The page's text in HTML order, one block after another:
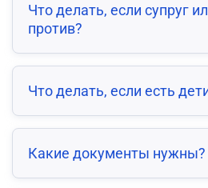
Что делать, если супруг
против?
Что делать, если есть
Какие документы нужны?